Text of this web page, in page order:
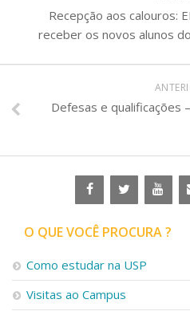
Recepção aos calouros:
receber os novos alunos
Defesas e qualificações
O QUE VOCÊ PROCURA ?
Como estudar na USP
Visitas ao Campus